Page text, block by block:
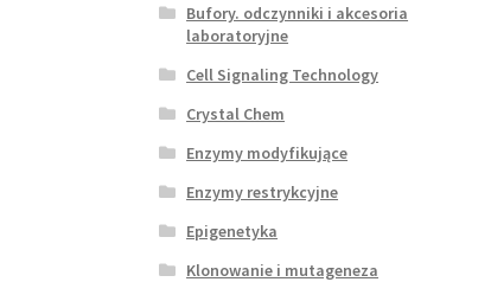
Bufory. odczynniki i akcesoria
laboratoryjne
Cell Signaling Technology
Crystal Chem
Enzymy modyfikujące
Enzymy restrykcyjne
Epigenetyka
Klonowanie i mutageneza